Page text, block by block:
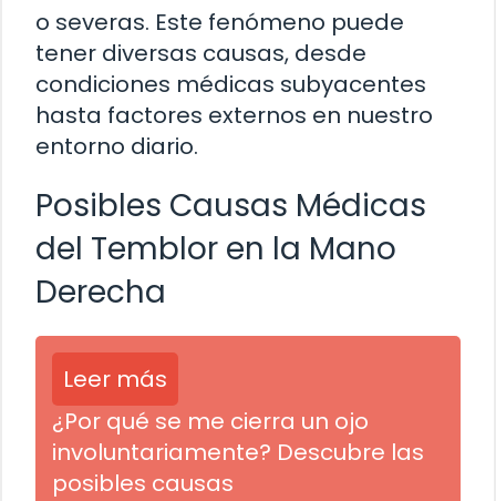
o severas. Este fenómeno puede
tener diversas causas, desde
condiciones médicas subyacentes
hasta factores externos en nuestro
entorno diario.
Posibles Causas Médicas
del Temblor en la Mano
Derecha
Leer más
¿Por qué se me cierra un ojo
involuntariamente? Descubre las
posibles causas